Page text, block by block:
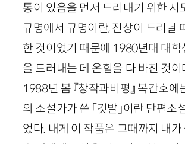
통이 있음을 먼저 드러내기 위한 시
규명에서 규명이란, 진상이 드러날
한 것이었기 때문에 1980년대 대학
을 드러내는 데 온힘을 다 바친 것이
1988년 봄 『창작과비평』 복간호
의 소설가가 쓴 「깃발」이란 단편소
었다. 내게 이 작품은 그때까지 내가